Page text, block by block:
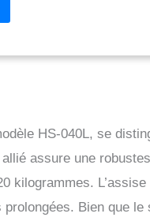
ou comme appareil
assis est
niveaux, et le
de calories brûlées.
est également inclus.
rangement rapide, de
cardiaque et de
HS-040L, se
assure une
kilogrammes.
Bien que le